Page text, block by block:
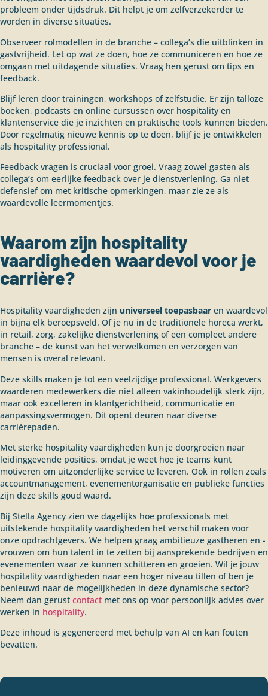
probleem onder tijdsdruk. Dit helpt je om zelfverzekerder te
worden in diverse situaties.
Observeer rolmodellen in de branche – collega’s die uitblinken in
gastvrijheid. Let op wat ze doen, hoe ze communiceren en hoe ze
omgaan met uitdagende situaties. Vraag hen gerust om tips en
feedback.
Blijf leren door trainingen, workshops of zelfstudie. Er zijn talloze
boeken, podcasts en online cursussen over hospitality en
klantenservice die je inzichten en praktische tools kunnen bieden.
Door regelmatig nieuwe kennis op te doen, blijf je je ontwikkelen
als hospitality professional.
Feedback vragen is cruciaal voor groei. Vraag zowel gasten als
collega’s om eerlijke feedback over je dienstverlening. Ga niet
defensief om met kritische opmerkingen, maar zie ze als
waardevolle leermomentjes.
Waarom zijn hospitality
vaardigheden waardevol voor je
carrière?
Hospitality vaardigheden zijn universeel toepasbaar en waardevol
in bijna elk beroepsveld. Of je nu in de traditionele horeca werkt,
in retail, zorg, zakelijke dienstverlening of een compleet andere
branche – de kunst van het verwelkomen en verzorgen van
mensen is overal relevant.
Deze skills maken je tot een veelzijdige professional. Werkgevers
waarderen medewerkers die niet alleen vakinhoudelijk sterk zijn,
maar ook excelleren in klantgerichtheid, communicatie en
aanpassingsvermogen. Dit opent deuren naar diverse
carrièrepaden.
Met sterke hospitality vaardigheden kun je doorgroeien naar
leidinggevende posities, omdat je weet hoe je teams kunt
motiveren om uitzonderlijke service te leveren. Ook in rollen zoals
accountmanagement, evenementorganisatie en publieke functies
zijn deze skills goud waard.
Bij Stella Agency zien we dagelijks hoe professionals met
uitstekende hospitality vaardigheden het verschil maken voor
onze opdrachtgevers. We helpen graag ambitieuze gastheren en -
vrouwen om hun talent in te zetten bij aansprekende bedrijven en
evenementen waar ze kunnen schitteren en groeien. Wil je jouw
hospitality vaardigheden naar een hoger niveau tillen of ben je
benieuwd naar de mogelijkheden in deze dynamische sector?
Neem dan gerust contact met ons op voor persoonlijk advies over
werken in hospitality.
Deze inhoud is gegenereerd met behulp van AI en kan fouten
bevatten.